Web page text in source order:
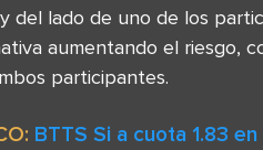
del lado de uno de los
aumentando el riesgo,
participantes.
BTTS Si a cuota 1.83